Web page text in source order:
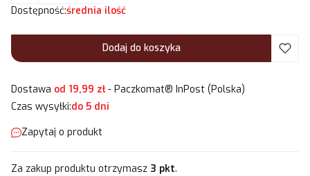
Dostępność:średnia ilość
Dodaj do koszyka
Dostawa od 19,99 zł- Paczkomat® InPost (Polska)
Czas wysyłki:do 5 dni
Zapytaj o produkt
Za zakup produktu otrzymasz 3 pkt.